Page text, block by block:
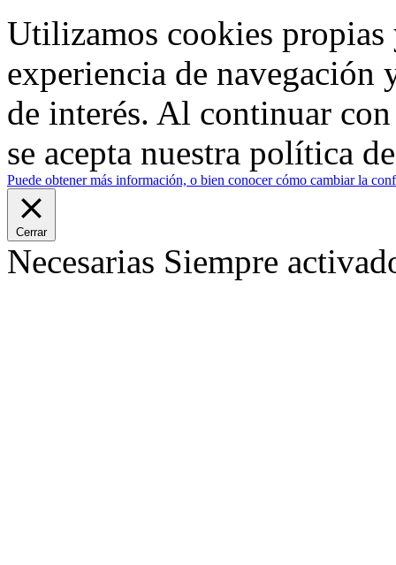
Utilizamos cookies propias
experiencia de
de interés. Al continuar
se acepta nuestra política
Puede obtener más información, o bien conocer cómo cambiar la
Cerrar
Necesarias Siempre